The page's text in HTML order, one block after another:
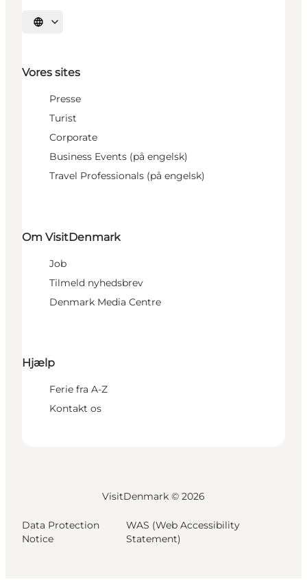
Vælg sprog
Vores sites
Presse
Turist
Corporate
Business Events (på engelsk)
Travel Professionals (på engelsk)
Om VisitDenmark
Job
Tilmeld nyhedsbrev
Denmark Media Centre
Hjælp
Ferie fra A-Z
Kontakt os
VisitDenmark © 2026
Data Protection
Notice
WAS (Web Accessibility
Statement)